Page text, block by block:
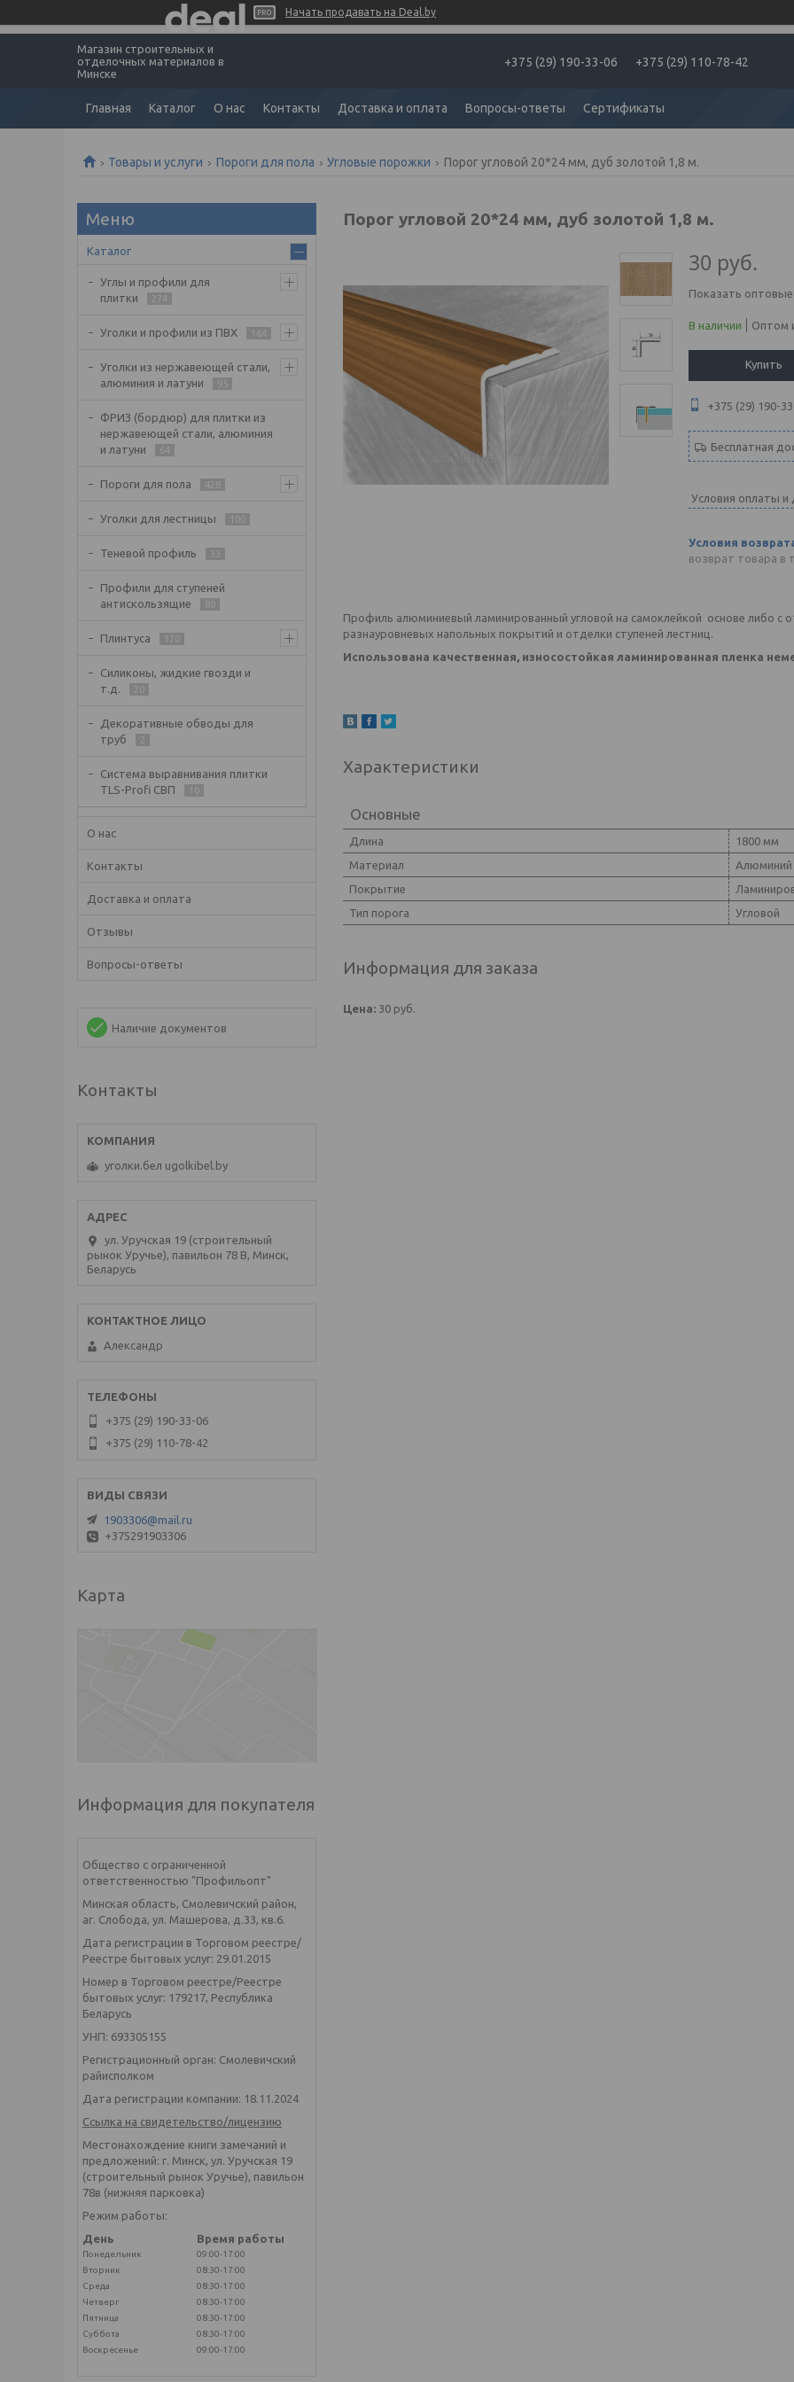
Начать продавать на Deal.by
Магазин строительных и
отделочных материалов в
Минске
+375 (29) 190-33-06 +375 (29) 110-78-42
Главная Каталог О нас Контакты Доставка и оплата Вопросы-ответы Сертификаты
Товары и услуги Пороги для пола Угловые порожки Порог угловой 20*24 мм, дуб золотой 1,8 м.
Порог угловой 20*24 мм, дуб золотой 1,8 м.
30 руб.
Показать
В наличии Оптом
Купить
+375 (29) 190-
Бесплатная
Условия оплаты и
возврат товара в
Профиль алюминиевый ламинированный угловой на самоклейкой основе либо с
разнауровневых напольных покрытий и отделки ступеней лестниц.
Использована качественная, износостойкая ламинированная пленка
Характеристики
Основные
Длина
1800 мм
Материал
Алюминий
Покрытие
Тип порога
Угловой
Информация для заказа
Цена: 30 руб.
Каталог
Углы и профили для
плитки
274
Уголки и профили из ПВХ 164
Уголки из нержавеющей стали,
алюминия и латуни
95
ФРИЗ (бордюр) для плитки из
нержавеющей стали, алюминия
и латуни
64
Пороги для пола 428
Уголки для лестницы 100
Теневой профиль 33
Профили для ступеней
антискользящие
80
Плинтуса 170
Силиконы, жидкие гвозди и
т.д.
20
Декоративные обводы для
труб
2
Система выравнивания плитки
TLS-Profi СВП
10
О нас
Контакты
Доставка и оплата
Отзывы
Вопросы-ответы
Наличие документов
Контакты
уголки.бел ugolkibel.by
ул. Уручская 19 (строительный
рынок Уручье), павильон 78 В, Минск,
Беларусь
Александр
+375 (29) 190-33-06
+375 (29) 110-78-42
1903306@mail.ru
+375291903306
Карта
Информация для покупателя
Общество с ограниченной
ответственностью "Профильопт"
Минская область, Смолевичский район,
аг. Слобода, ул. Машерова, д.33, кв.6.
Дата регистрации в Торговом реестре/
Реестре бытовых услуг: 29.01.2015
Номер в Торговом реестре/Реестре
бытовых услуг: 179217, Республика
Беларусь
УНП: 693305155
Регистрационный орган: Смолевичский
райисполком
Дата регистрации компании: 18.11.2024
Ссылка на свидетельство/лицензию
Местонахождение книги замечаний и
предложений: г. Минск, ул. Уручская 19
(строительный рынок Уручье), павильон
78в (нижняя парковка)
Режим работы:
День
Время работы
Понедельник
09:00-17:00
Вторник
08:30-17:00
Среда
08:30-17:00
Четверг
08:30-17:00
Пятница
08:30-17:00
Суббота
08:30-17:00
Воскресенье
09:00-17:00